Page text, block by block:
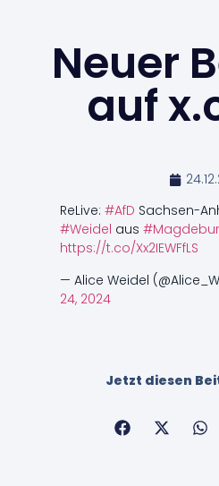
Neuer
auf
ReLive: #AfD Sachsen-
#Weidel aus
https://t.co/Xx2IEWFfLS
— Alice Weidel
24, 2024
Jetzt diesen